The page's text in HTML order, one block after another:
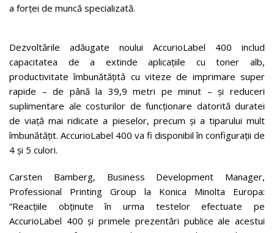
a forței de muncă specializată.
Dezvoltările adăugate noului AccurioLabel 400 includ
capacitatea de a extinde aplicațiile cu toner alb,
productivitate îmbunătățită cu viteze de imprimare super
rapide – de până la 39,9 metri pe minut – și reduceri
suplimentare ale costurilor de funcționare datorită duratei
de viață mai ridicate a pieselor, precum și a tiparului mult
îmbunătățit. AccurioLabel 400 va fi disponibil în configurații de
4 și 5 culori.
Carsten Bamberg, Business Development Manager,
Professional Printing Group la Konica Minolta Europa:
“Reacțiile obținute în urma testelor efectuate pe
AccurioLabel 400 și primele prezentări publice ale acestui